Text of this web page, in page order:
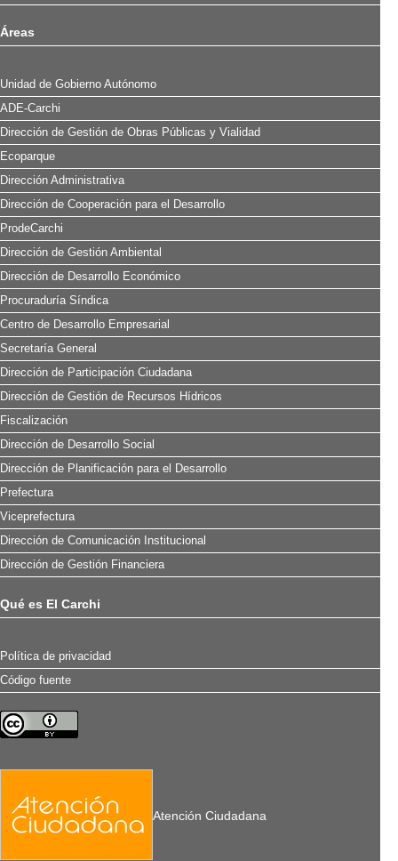
Áreas
Unidad de Gobierno Autónomo
ADE-Carchi
Dirección de Gestión de Obras Públicas y Vialidad
Ecoparque
Dirección Administrativa
Dirección de Cooperación para el Desarrollo
ProdeCarchi
Dirección de Gestión Ambiental
Dirección de Desarrollo Económico
Procuraduría Síndica
Centro de Desarrollo Empresarial
Secretaría General
Dirección de Participación Ciudadana
Dirección de Gestión de Recursos Hídricos
Fiscalización
Dirección de Desarrollo Social
Dirección de Planificación para el Desarrollo
Prefectura
Viceprefectura
Dirección de Comunicación Institucional
Dirección de Gestión Financiera
Qué es El Carchi
Política de privacidad
Código fuente
Atención Ciudadana